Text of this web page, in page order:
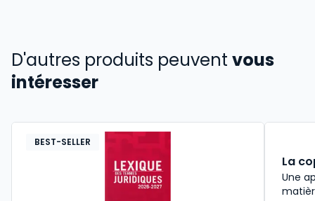
D'autres produits peuvent vous
intéresser
BEST-SELLER
La
Une